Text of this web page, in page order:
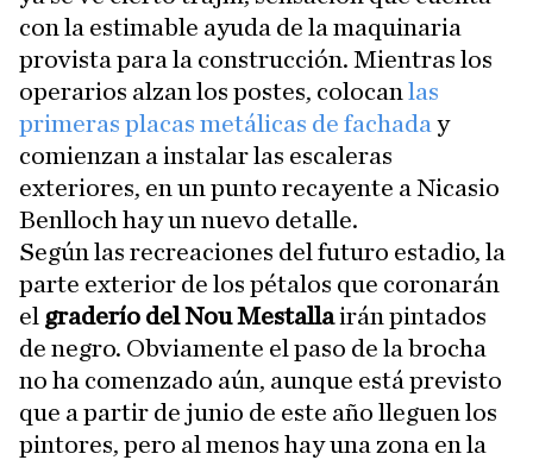
con la estimable ayuda de la maquinaria
provista para la construcción. Mientras los
operarios alzan los postes, colocanlas
primeras placas metálicas de fachaday
comienzan a instalar las escaleras
exteriores, en un punto recayente a Nicasio
Benlloch hay un nuevo detalle.
Según las recreaciones del futuro estadio, la
parte exterior de los pétalos que coronarán
el graderío del Nou Mestallairán pintados
de negro. Obviamente el paso de la brocha
no ha comenzado aún, aunque está previsto
que a partir de junio de este año lleguen los
pintores, pero al menos hay una zona en la